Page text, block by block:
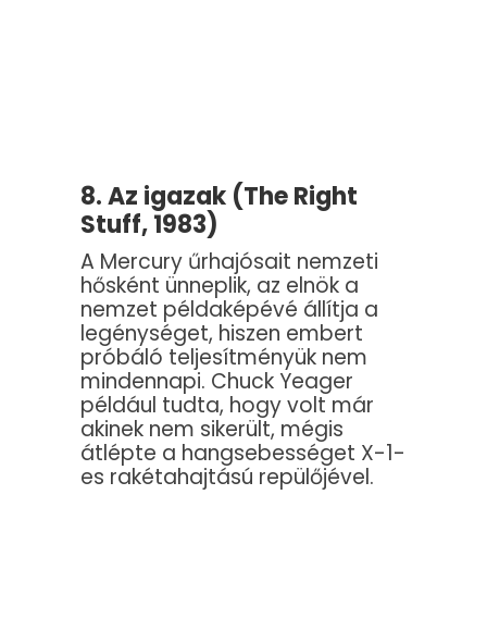
8. Az igazak (The Right
Stuff, 1983)
A Mercury űrhajósait nemzeti
hősként ünneplik, az elnök a
nemzet példaképévé állítja a
legénységet, hiszen embert
próbáló teljesítményük nem
mindennapi. Chuck Yeager
például tudta, hogy volt már
akinek nem sikerült, mégis
átlépte a hangsebességet X-1-
es rakétahajtású repülőjével.